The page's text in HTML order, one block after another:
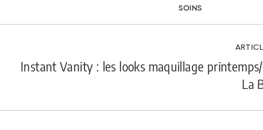
SOINS
Instant Vanity : les looks maquillage
La